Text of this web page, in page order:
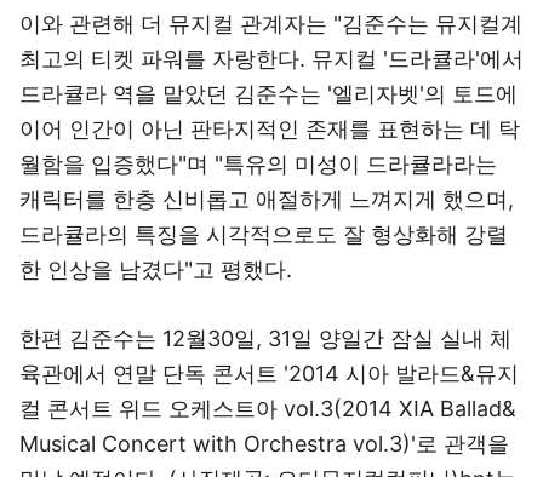
이와 관련해 더 뮤지컬 관계자는 "김준수는 뮤지컬계
최고의 티켓 파워를 자랑한다. 뮤지컬 '드라큘라'에서
드라큘라 역을 맡았던 김준수는 '엘리자벳'의 토드에
이어 인간이 아닌 판타지적인 존재를 표현하는 데 탁
월함을 입증했다"며 "특유의 미성이 드라큘라라는
캐릭터를 한층 신비롭고 애절하게 느껴지게 했으며,
드라큘라의 특징을 시각적으로도 잘 형상화해 강렬
한 인상을 남겼다"고 평했다.
한편 김준수는 12월30일, 31일 양일간 잠실 실내 체
육관에서 연말 단독 콘서트 '2014 시아 발라드&뮤지
컬 콘서트 위드 오케스트아 vol.3(2014 XIA Ballad&
Musical Concert with Orchestra vol.3)'로 관객을